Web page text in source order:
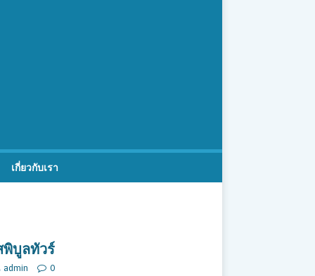
เกี่ยวกับเรา
บูลทัวร์
admin 0